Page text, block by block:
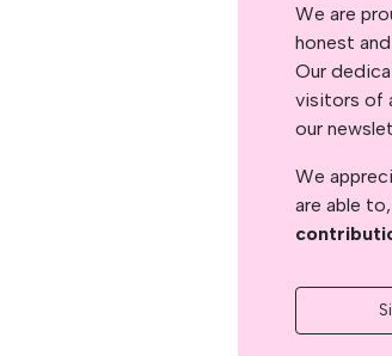
We are
honest
Our
visitors of
our
We
are able